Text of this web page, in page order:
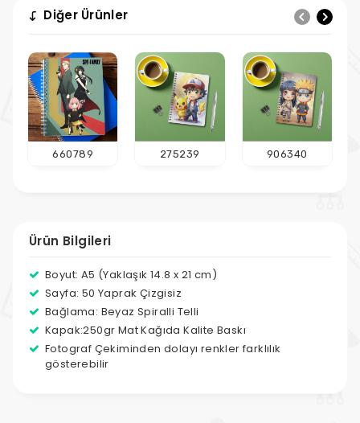
Diğer Ürünler
660789 275239 906340
Ürün Bilgileri
Boyut: A5 (Yaklaşık 14.8 x 21 cm)
Sayfa: 50 Yaprak Çizgisiz
Bağlama: Beyaz Spiralli Telli
Kapak:250gr Mat Kağıda Kalite Baskı
Fotograf Çekiminden dolayı renkler farklılık
gösterebilir